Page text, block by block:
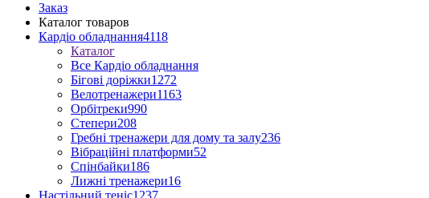
Заказ
Каталог товаров
Кардіо обладнання4118
Каталог
Все Кардіо обладнання
Бігові доріжки1272
Велотренажери1163
Орбітреки990
Степери208
Гребні тренажери для дому та залу236
Вібраційні платформи52
Спінбайки186
Лижні тренажери16
Настільний теніс1237